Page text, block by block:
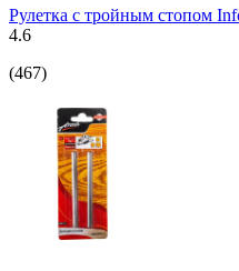
Рулетка с тройным стопом
4.6
(467)